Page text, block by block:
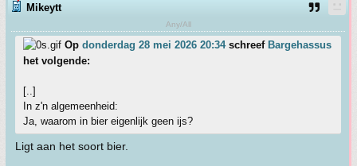
Mikeytt
Any/All
Op donderdag 28 mei 2026 20:34schreef Bargehassus
het volgende:
[..]
In z'n algemeenheid:
Ja, waarom in bier eigenlijk geen ijs?
Ligt aan het soort bier.